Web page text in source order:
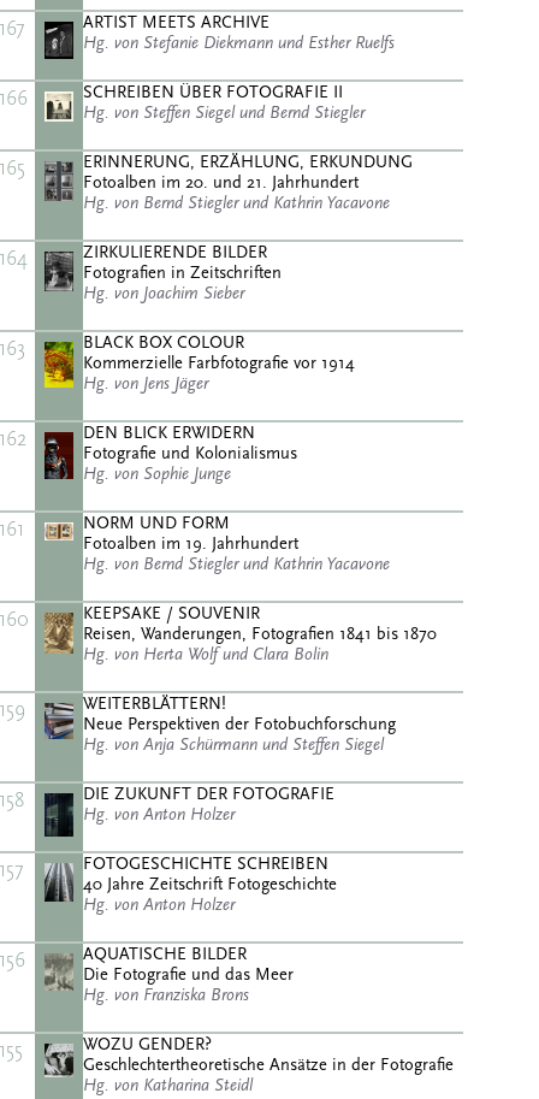
167
ARTIST MEETS ARCHIVE
Hg. von Stefanie Diekmann und Esther Ruelfs
166
SCHREIBEN ÜBER FOTOGRAFIE II
Hg. von Steffen Siegel und Bernd Stiegler
165
ERINNERUNG, ERZÄHLUNG, ERKUNDUNG
Fotoalben im 20. und 21. Jahrhundert
Hg. von Bernd Stiegler und Kathrin Yacavone
164
ZIRKULIERENDE BILDER
Fotografien in Zeitschriften
Hg. von Joachim Sieber
163
BLACK BOX COLOUR
Kommerzielle Farbfotografie vor 1914
Hg. von Jens Jäger
162
DEN BLICK ERWIDERN
Fotografie und Kolonialismus
Hg. von Sophie Junge
161
NORM UND FORM
Fotoalben im 19. Jahrhundert
Hg. von Bernd Stiegler und Kathrin Yacavone
160
KEEPSAKE / SOUVENIR
Reisen, Wanderungen, Fotografien 1841 bis 1870
Hg. von Herta Wolf und Clara Bolin
159
WEITERBLÄTTERN!
Neue Perspektiven der Fotobuchforschung
Hg. von Anja Schürmann und Steffen Siegel
158
DIE ZUKUNFT DER FOTOGRAFIE
Hg. von Anton Holzer
157
FOTOGESCHICHTE SCHREIBEN
40 Jahre Zeitschrift Fotogeschichte
Hg. von Anton Holzer
156
AQUATISCHE BILDER
Die Fotografie und das Meer
Hg. von Franziska Brons
155
WOZU GENDER?
Geschlechtertheoretische Ansätze in der Fotografie
Hg. von Katharina Steidl